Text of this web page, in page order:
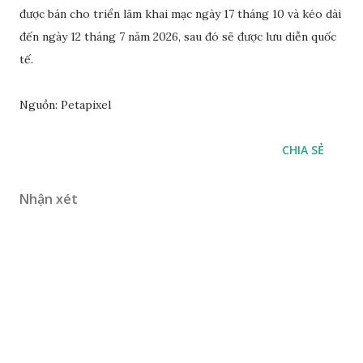
được bán cho triển lãm khai mạc ngày 17 tháng 10 và kéo dài
đến ngày 12 tháng 7 năm 2026, sau đó sẽ được lưu diễn quốc
tế.
Nguồn: Petapixel
CHIA SẺ
Nhận xét